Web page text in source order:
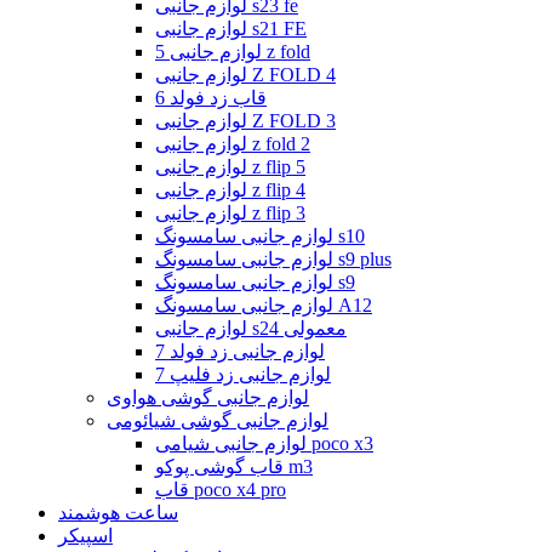
لوازم جانبی s23 fe
لوازم جانبی s21 FE
لوازم جانبی 5 z fold
لوازم جانبی Z FOLD 4
قاب زد فولد 6
لوازم جانبی Z FOLD 3
لوازم جانبی z fold 2
لوازم جانبی z flip 5
لوازم جانبی z flip 4
لوازم جانبی z flip 3
لوازم جانبی سامسونگ s10
لوازم جانبی سامسونگ s9 plus
لوازم جانبی سامسونگ s9
لوازم جانبی سامسونگ A12
لوازم جانبی s24 معمولی
لوازم جانبی زد فولد 7
لوازم جانبی زد فلیپ 7
لوازم جانبی گوشی هواوی
لوازم جانبی گوشی شیائومی
لوازم جانبی شیامی poco x3
قاب گوشی پوکو m3
قاب poco x4 pro
ساعت هوشمند
اسپیکر